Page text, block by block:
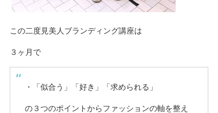
この二度見美人ブランディング講座は
３ヶ月で
・「似合う」「好き」「求められる」
の３つのポイントからファッションの軸を整え